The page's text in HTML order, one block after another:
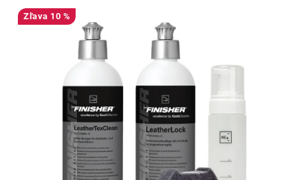
VÝHODNÉ SADY
NOVINKY V SORTIMENTE
THE FINISHER
DARČEKOVÉ POUKAZY
ČISTENIE A ÚDRŽBA LODÍ
10 %